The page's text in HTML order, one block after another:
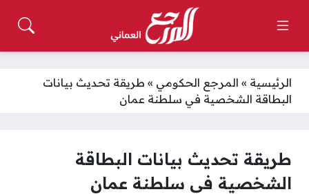
الرئيسية » المرجع الحكومي » طريقة تحديث بيانات
البطاقة الشخصية في سلطنة عمان
طريقة تحديث بيانات البطاقة
الشخصية في سلطنة عمان